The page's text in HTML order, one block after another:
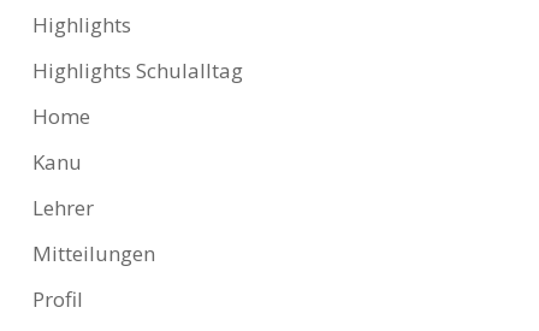
Highlights
Highlights Schulalltag
Home
Kanu
Lehrer
Mitteilungen
Profil